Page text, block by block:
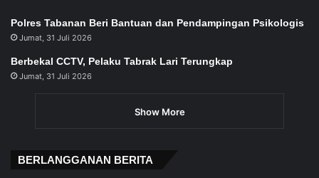
Polres Tabanan Beri Bantuan dan Pendampingan Psikologis
Jumat, 31 Juli 2026
Berbekal CCTV, Pelaku Tabrak Lari Terungkap
Jumat, 31 Juli 2026
Show More
BERLANGGANAN BERITA